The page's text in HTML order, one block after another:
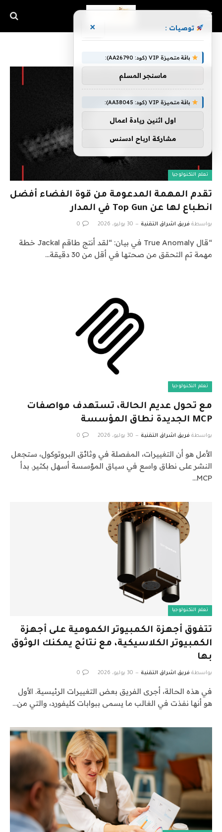
تعلم التكنولوجيا
تقدم المهمة المدعومة من قوة الفضاء أفضل
انطباع لها عن Top Gun في المدار
بواسطة فريق اشراق التقنية 30 يوليو، 2026 0
“قال True Anomaly في بيان: “لقد أنتج طاقم Jackal خطة
مهمة تم التحقق من صحتها في أقل من 30 دقيقة…
تعلم التكنولوجيا
مع تحول عديم الحالة، تستهدف مواصفات
MCP الجديدة نطاق المؤسسة
بواسطة فريق اشراق التقنية 30 يوليو، 2026 0
الأمل هو أن التغييرات، المفصلة في وثائق البروتوكول، ستجعل
النشر على نطاق واسع في سياق المؤسسة أسهل بكثير. بدأ
MCP…
تعلم التكنولوجيا
تتفوق أجهزة الكمبيوتر الكمومية على أجهزة
الكمبيوتر الكلاسيكية، مع نتائج يمكنك الوثوق
بها
بواسطة فريق اشراق التقنية 30 يوليو، 2026 0
في هذه الحالة، أجرى الفريق بعض التغييرات الرئيسية. الأول
هو أنها نفذت في الغالب ما يسمى ببوابات كليفورد، والتي من…
توصيات : ×
باقة متميزة VIP (كود: AA26790):
ماسنجر المسلم
باقة متميزة VIP (كود: AA38045):
اول اثنين ريادة اعمال
مشاركة ارباح ادسنس